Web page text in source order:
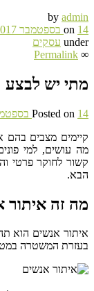
by admin
on 14 בספטמבר 2017
under עסקים
∞
Permalink
מתי יש לבצע
Posted on 14 בספטמבר 2017
קיימים מצבים
מה עושים, למי
קשור לחוקר פרטי
הבא.
מה זה איתור
איתור אנשים הוא
בעזרת המשטרה